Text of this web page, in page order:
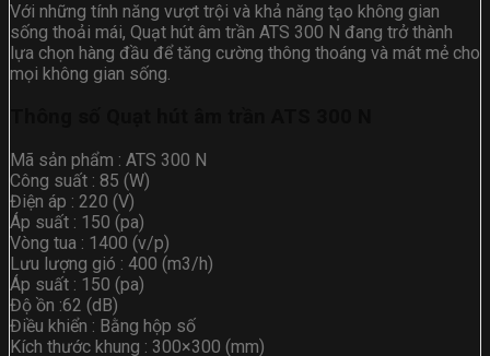
Với những tính năng vượt trội và khả năng tạo không gian
sống thoải mái, Quạt hút âm trần ATS 300 N đang trở thành
lựa chọn hàng đầu để tăng cường thông thoáng và mát mẻ cho
mọi không gian sống.
Mã sản phẩm : ATS 300 N
Công suất : 85 (W)
Điện áp : 220 (V)
Áp suất : 150 (pa)
Vòng tua : 1400 (v/p)
Lưu lượng gió : 400 (m3/h)
Áp suất : 150 (pa)
Độ ồn :62 (dB)
Điều khiển : Bằng hộp số
Kích thước khung : 300×300 (mm)